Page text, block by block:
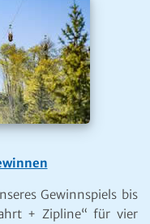
Gewinnspiels bis
+ Zipline“ für vier